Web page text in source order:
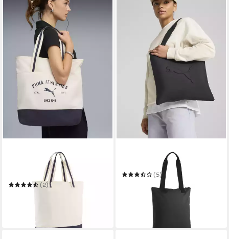
Schultertasche PHASE
CLASS TOTE
(2)
Schultertasche BUZZ TOTE
(5)
in 2-3 Werktagen bei dir